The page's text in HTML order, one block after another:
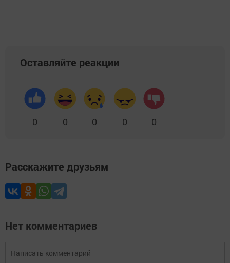
Оставляйте реакции
0 0 0 0 0
Расскажите друзьям
Нет комментариев